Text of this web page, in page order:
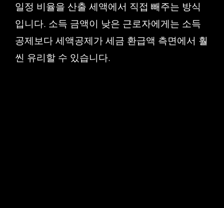
일정 비율을 산출 세액에서 직접 빼주는 방식
입니다. 소득 금액이 낮은 근로자에게는 소득
공제보다 세액공제가 세금 환급액 측면에서 훨
씬 유리할 수 있습니다.